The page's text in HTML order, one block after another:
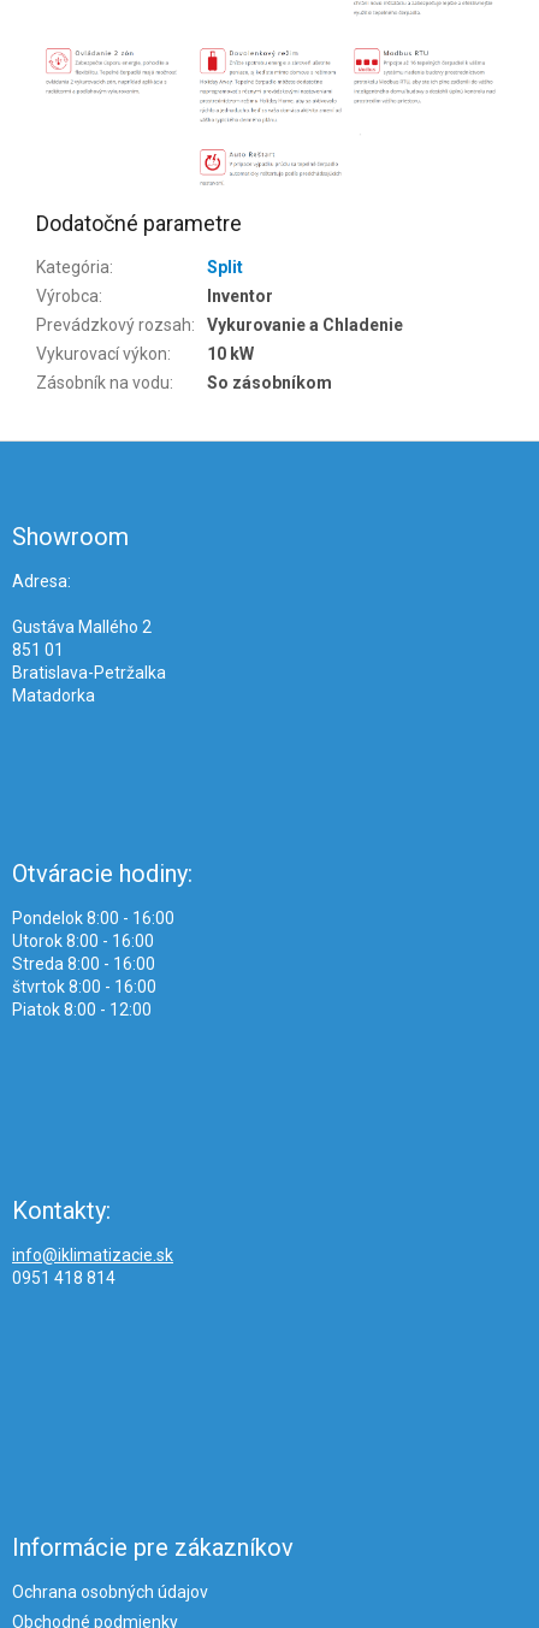
Dodatočné parametre
Kategória:
Split
Výrobca:
Inventor
Prevádzkový rozsah:
Vykurovanie a Chladenie
Vykurovací výkon:
10 kW
Zásobník na vodu: So zásobníkom
Showroom
Adresa:
Gustáva Mallého 2
851 01
Bratislava-Petržalka
Matadorka
Otváracie hodiny:
Pondelok 8:00 - 16:00
Utorok 8:00 - 16:00
Streda 8:00 - 16:00
štvrtok 8:00 - 16:00
Piatok 8:00 - 12:00
Kontakty:
info@iklimatizacie.sk
0951 418 814
Informácie pre zákazníkov
Ochrana osobných údajov
Obchodné podmienky